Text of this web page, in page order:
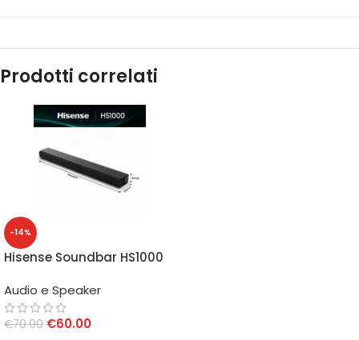
Prodotti correlati
-14%
Hisense Soundbar HS1000
Audio e Speaker
€70.00 €60.00